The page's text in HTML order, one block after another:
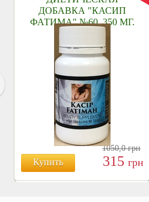
ДОБАВКА "КАСИП
ФАТИМА" №60, 350 МГ.
Купить
1050,0грн
315 грн